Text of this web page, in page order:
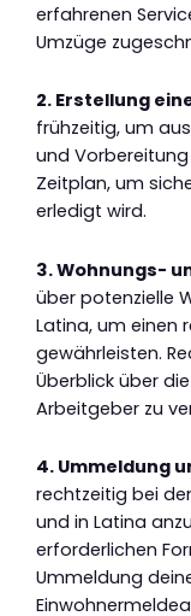
erfahrenen
Umzüge
2. Erstellung
frühzeitig, um
und
Zeitplan, um
erledigt wird.
3. Wohnungs-
über potenzielle
Latina, um einen
gewährleisten.
Überblick über
Arbeitgeber zu
4. Ummeldung
rechtzeitig bei
und in Latina
erforderlichen
Ummeldung